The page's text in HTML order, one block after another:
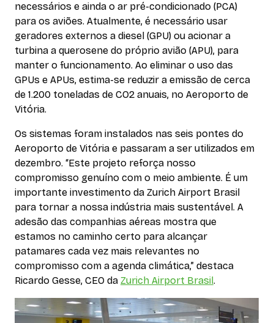
necessários e ainda o ar pré-condicionado (PCA)
para os aviões. Atualmente, é necessário usar
geradores externos a diesel (GPU) ou acionar a
turbina a querosene do próprio avião (APU), para
manter o funcionamento. Ao eliminar o uso das
GPUs e APUs, estima-se reduzir a emissão de cerca
de 1.200 toneladas de CO2 anuais, no Aeroporto de
Vitória.
Os sistemas foram instalados nas seis pontes do
Aeroporto de Vitória e passaram a ser utilizados em
dezembro. “Este projeto reforça nosso
compromisso genuíno com o meio ambiente. É um
importante investimento da Zurich Airport Brasil
para tornar a nossa indústria mais sustentável. A
adesão das companhias aéreas mostra que
estamos no caminho certo para alcançar
patamares cada vez mais relevantes no
compromisso com a agenda climática,” destaca
Ricardo Gesse, CEO da Zurich Airport Brasil .